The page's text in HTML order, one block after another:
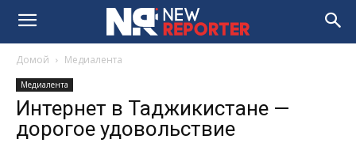
Домой Медиалента
Медиалента
Интернет в Таджикистане —
дорогое удовольствие